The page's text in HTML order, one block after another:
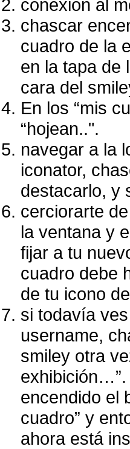
conexión al
chascar
cuadro de la
en la tapa de
cara del
En los “mis
“hojean..".
navegar a la
iconator,
destacarlo, y
cerciorarte
la ventana y
fijar a tu
cuadro debe
de tu icono
si todavía
username,
smiley otra
encendido el
cuadro” y
ahora está